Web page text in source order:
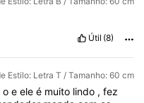
Útil (8)
Estilo: Letra T / Tamanho: 60 cm
o e ele é muito lindo , fez